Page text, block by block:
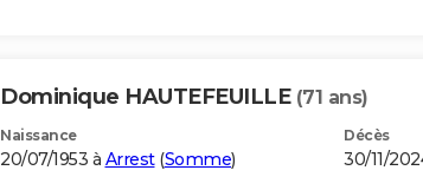
Dominique HAUTEFEUILLE (71 ans)
Naissance
20/07/1953 à Arrest(Somme)
Décès
30/11/